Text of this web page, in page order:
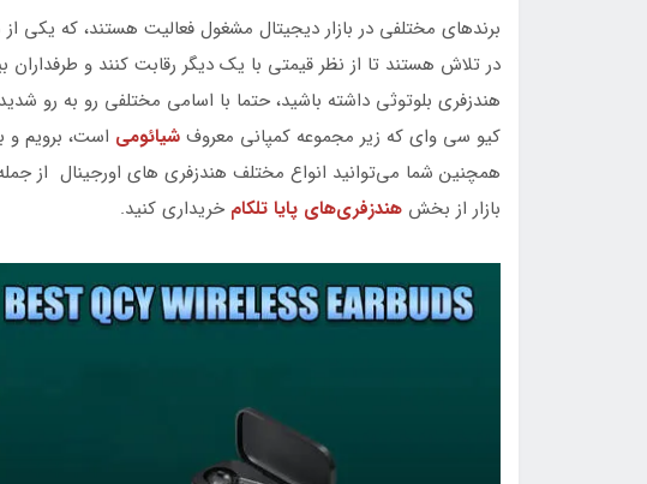
برندهای مختلفی در بازار دیجیتال مشغول فعالیت هستند، که یکی
در تلاش هستند تا از نظر قیمتی با یک دیگر رقابت کنند و
هندزفری بلوتوثی داشته باشید، حتما با اسامی مختلفی رو به رو
کیو سی وای که زیر مجموعه کمپانی معروف شیائومی است، برویم و
همچنین شما می‌توانید انواع مختلف هندزفری های اورجینال از
بازار از بخش هندزفری‌های پایا تلکام خریداری کنید.